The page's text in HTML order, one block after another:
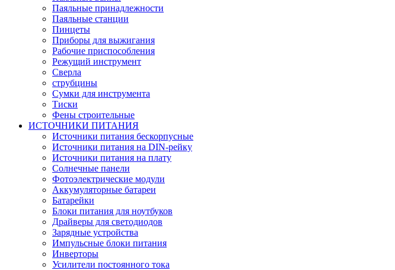
Паяльные принадлежности
Паяльные станции
Пинцеты
Приборы для выжигания
Рабочие приспособления
Режущий инструмент
Сверла
струбцины
Сумки для инструмента
Тиски
Фены строительные
ИСТОЧНИКИ ПИТАНИЯ
Источники питания бескорпусные
Источники питания на DIN-рейку
Источники питания на плату
Солнечные панели
Фотоэлектрические модули
Аккумуляторные батареи
Батарейки
Блоки питания для ноутбуков
Драйверы для светодиодов
Зарядные устройства
Импульсные блоки питания
Инверторы
Усилители постоянного тока